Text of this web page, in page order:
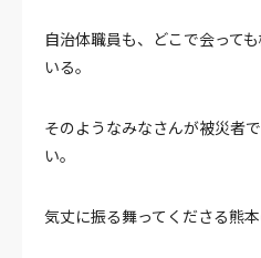
自治体職員も、どこで会って
いる。
そのようなみなさんが被災者
い。
気丈に振る舞ってくださる熊本